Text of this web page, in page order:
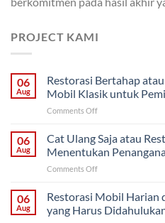
PROJECT KAMI
06
Aug
Restorasi Bertahap
Mobil Klasik untuk
Comments Offon
Bertahap
atau
Sekaligus?
Strategi
Mobil
Klasik
06
Aug
Cat Ulang Saja atau
Menentukan
Comments Offon
Ulang
Saja
atau
06
Aug
Restorasi Mobil Harian
yang Harus